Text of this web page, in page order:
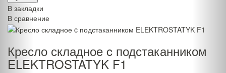
В закладки
В сравнение
Кресло складное c подстаканником
ELEKTROSTATYK F1